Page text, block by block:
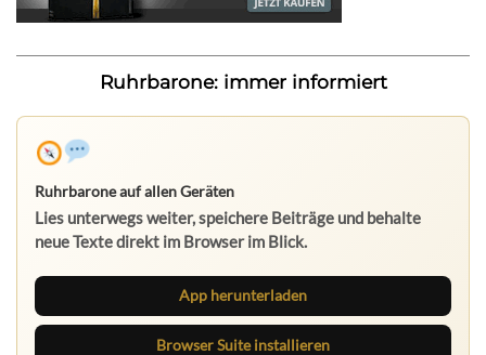
Ruhrbarone: immer informiert
Ruhrbarone auf allen Geräten
Lies unterwegs weiter, speichere Beiträge und behalte
neue Texte direkt im Browser im Blick.
App herunterladen
Browser Suite installieren